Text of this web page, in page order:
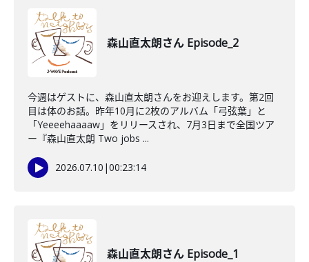
森山直太朗さん Episode_2
今週はゲストに、森山直太朗さんをお迎えします。第2回
目は体のお話。昨年10月に2枚のアルバム「弓弦葉」と
「Yeeeehaaaaw」をリリースされ、7月3日まで全国ツア
ー『森山直太朗 Two jobs ...
2026.07.10 |00:23:14
森山直太朗さん Episode_1